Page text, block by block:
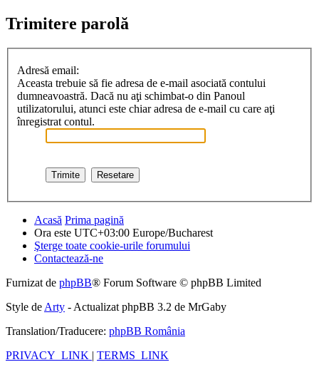
Trimitere parolă
Adresă email:
Aceasta trebuie să fie adresa de e-mail asociată contului
dumneavoastră. Dacă nu aţi schimbat-o din Panoul
utilizatorului, atunci este chiar adresa de e-mail cu care aţi
înregistrat contul.
Acasă Prima pagină
Ora este UTC+03:00 Europe/Bucharest
Şterge toate cookie-urile forumului
Contactează-ne
Furnizat de phpBB® Forum Software © phpBB Limited
Style deArty - Actualizat phpBB 3.2 de MrGaby
Translation/Traducere: phpBB România
PRIVACY_LINK | TERMS_LINK